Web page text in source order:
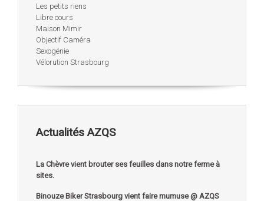
Les petits riens
Libre cours
Maison Mimir
Objectif Caméra
Sexogénie
Vélorution Strasbourg
Actualités AZQS
La Chèvre vient brouter ses feuilles dans notre ferme à
sites.
Binouze Biker Strasbourg vient faire mumuse @ AZQS